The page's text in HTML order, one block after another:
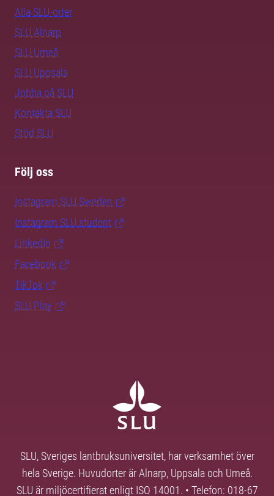
Alla SLU-orter
SLU Alnarp
SLU Umeå
SLU Uppsala
Jobba på SLU
Kontakta SLU
Stöd SLU
Följ oss
Instagram SLU.Sweden
Instagram SLU.student
LinkedIn
Facebook
TikTok
SLU Play
SLU, Sveriges lantbruksuniversitet, har verksamhet över
hela Sverige. Huvudorter är Alnarp, Uppsala och Umeå.
SLU är miljöcertifierat enligt ISO 14001. • Telefon: 018-67